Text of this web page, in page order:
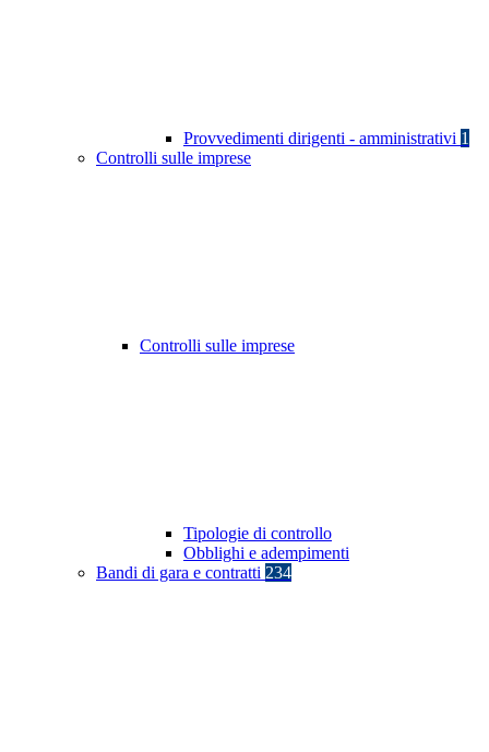
Provvedimenti dirigenti - amministrativi 1
Controlli sulle imprese
Controlli sulle imprese
Tipologie di controllo
Obblighi e adempimenti
Bandi di gara e contratti 234